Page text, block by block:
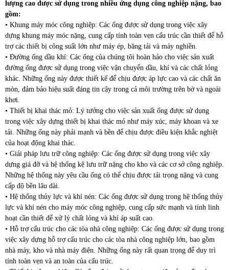
lượng cao được sử dụng trong nhiều ứng dụng công nghiệp nặng, bao
gồm:
• Khung máy móc công nghiệp: Các ống được sử dụng trong việc xây
dựng khung máy móc nặng, cung cấp tính toàn vẹn cấu trúc cần thiết để hỗ
trợ các thiết bị công suất lớn như máy ép, băng tải và máy nghiền.
• Đường ống dầu khí: Các ống của chúng tôi hoàn hảo cho việc sản xuất
đường ống được sử dụng trong việc vận chuyển dầu, khí và các chất lỏng
khác. Những ống này được thiết kế để chịu được áp lực cao và các chất ăn
mòn, đảm bảo hiệu suất đáng tin cậy trong cả môi trường trên bờ và ngoài
khơi.
• Thiết bị khai thác mỏ: Lý tưởng cho việc sản xuất ống được sử dụng
trong việc xây dựng thiết bị khai thác mỏ như máy xúc, máy khoan và xe
tải. Những ống này phải mạnh và bền để chịu được điều kiện khắc nghiệt
của hoạt động khai thác.
• Giải pháp lưu trữ công nghiệp: Các ống được sử dụng trong việc xây
dựng giá đỡ và hệ thống kệ lưu trữ nặng cho kho và các cơ sở công nghiệp.
Những hệ thống này yêu cầu ống có thể chịu được tải trọng nặng và cung
cấp độ bền lâu dài.
• Hệ thống thủy lực và khí nén: Các ống được sử dụng trong hệ thống thủy
lực và khí nén cho máy móc công nghiệp, cung cấp sức mạnh và tính linh
hoạt cần thiết để xử lý chất lỏng và khí áp suất cao.
• Hỗ trợ cấu trúc cho các tòa nhà công nghiệp: Các ống được sử dụng trong
việc xây dựng hỗ trợ cấu trúc cho các tòa nhà công nghiệp lớn, bao gồm
nhà máy, kho và nhà máy điện. Những ống này rất quan trọng để duy trì
tính toàn vẹn và an toàn của cấu trúc.